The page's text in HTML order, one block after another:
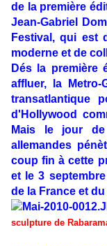
de la première
Jean-Gabriel
Festival, qui est
moderne et de
Dés la première
affluer, la Metro-
transatlantique
d'Hollywood
Mais le jour
allemandes
coup fin à cette
et le 3
de la France et
sculpture de